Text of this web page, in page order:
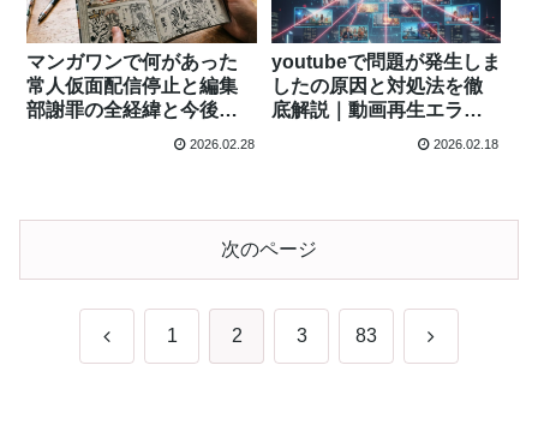
マンガワンで何があった
常人仮面配信停止と編集
部謝罪の全経緯と今後の
2026.02.28
youtubeで問題が発生しま
したの原因と対処法を徹
底解説｜動画再生エラー
やiPhone・PC不具合まで
2026.02.18
次のページ
前 1 2 3 83 次